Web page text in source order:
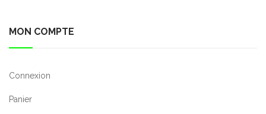
MON COMPTE
Connexion
Panier